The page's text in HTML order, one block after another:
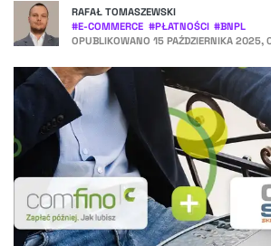
RAFAŁ TOMASZEWSKI
#E-COMMERCE #PŁATNOŚCI #BNPL
OPUBLIKOWANO 15 PAŹDZIERNIKA 2025,